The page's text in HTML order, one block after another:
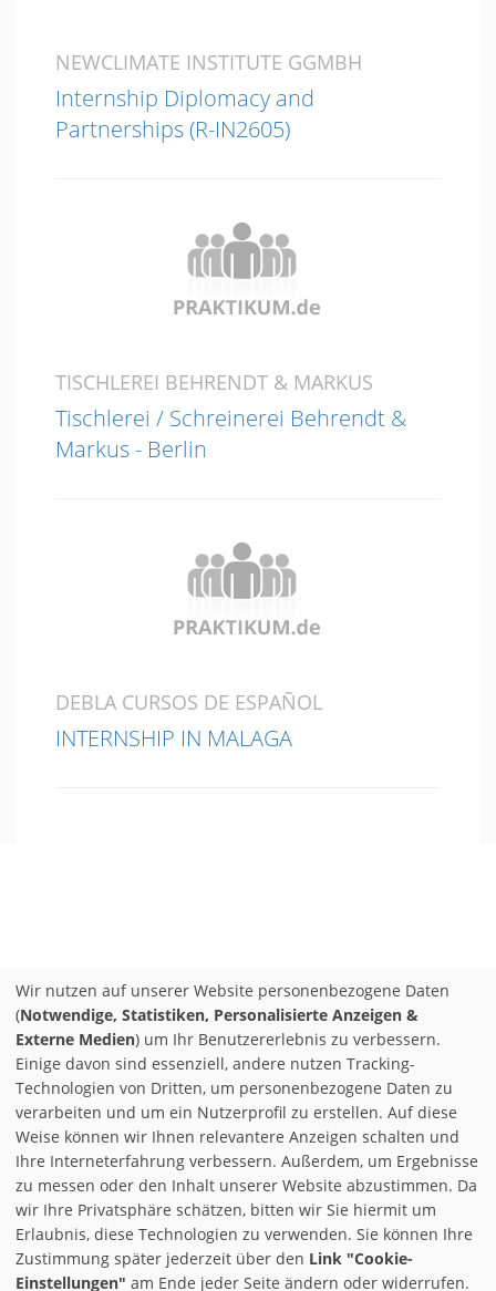
NEWCLIMATE INSTITUTE GGMBH
Internship Diplomacy and
Partnerships (R-IN2605)
TISCHLEREI BEHRENDT & MARKUS
Tischlerei / Schreinerei Behrendt &
Markus - Berlin
DEBLA CURSOS DE ESPAÑOL
INTERNSHIP IN MALAGA
Wir nutzen auf unserer Website personenbezogene Daten
(Notwendige, Statistiken, Personalisierte Anzeigen &
Externe Medien) um Ihr Benutzererlebnis zu verbessern.
Einige davon sind essenziell, andere nutzen Tracking-
Technologien von Dritten, um personenbezogene Daten zu
verarbeiten und um ein Nutzerprofil zu erstellen. Auf diese
Weise können wir Ihnen relevantere Anzeigen schalten und
Ihre Interneterfahrung verbessern. Außerdem, um Ergebnisse
zu messen oder den Inhalt unserer Website abzustimmen. Da
wir Ihre Privatsphäre schätzen, bitten wir Sie hiermit um
Erlaubnis, diese Technologien zu verwenden. Sie können Ihre
Zustimmung später jederzeit über den Link "Cookie-
Einstellungen" am Ende jeder Seite ändern oder widerrufen.